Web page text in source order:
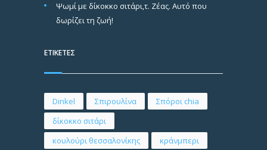
Ψωμί με δίκοκκο σιτάρι,τ. Ζέας. Αυτό που
δωρίζει τη ζωή!
ΕΤΙΚΕΤΕΣ
Dinkel Σπιρουλίνα
Σπόροι chia
δίκοκκο σιτάρι
κουλούρι θεσσαλονίκης
κράνμπερι